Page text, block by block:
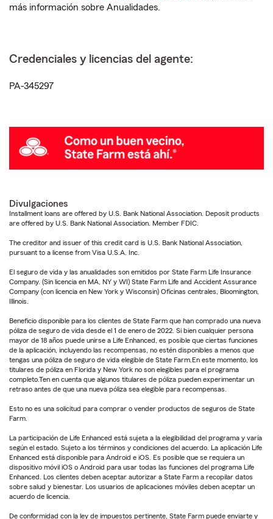
más información sobre Anualidades.
Credenciales y licencias del agente:
PA-345297
Divulgaciones
Installment loans are offered by U.S. Bank National Association. Deposit products
are offered by U.S. Bank National Association. Member FDIC.
The creditor and issuer of this credit card is U.S. Bank National Association,
pursuant to a license from Visa U.S.A. Inc.
El seguro de vida y las anualidades son emitidos por State Farm Life Insurance
Company. (Sin licencia en MA, NY y WI) State Farm Life and Accident Assurance
Company (con licencia en New York y Wisconsin) Oficinas centrales, Bloomington,
Illinois.
Beneficio disponible para los clientes de State Farm que han comprado una nueva
póliza de seguro de vida desde el 1 de enero de 2022. Si bien cualquier persona
mayor de 18 años puede unirse a Life Enhanced, es posible que ciertas funciones
de la aplicación, incluyendo las recompensas, no estén disponibles a menos que
tengas una póliza de seguro de vida elegible de State Farm.En este momento, los
titulares de póliza en Florida y New York no son elegibles para el programa
completo.Ten en cuenta que algunos titulares de póliza pueden experimentar un
retraso antes de que una nueva póliza sea elegible para recompensas.
Esto no es una solicitud para comprar o vender productos de seguros de State
Farm.
La participación de Life Enhanced está sujeta a la elegibilidad del programa y varía
según el estado. Sujeto a los términos y condiciones del acuerdo. La aplicación Life
Enhanced está disponible para Android e iOS. Es posible que se requiera un
dispositivo móvil iOS o Android para usar todas las funciones del programa Life
Enhanced. Los clientes deben aceptar autorizar a State Farm a recopilar datos
sobre salud y bienestar. Los usuarios de aplicaciones móviles deben aceptar un
acuerdo de licencia.
De conformidad con la ley de impuestos pertinente, State Farm puede enviarte y